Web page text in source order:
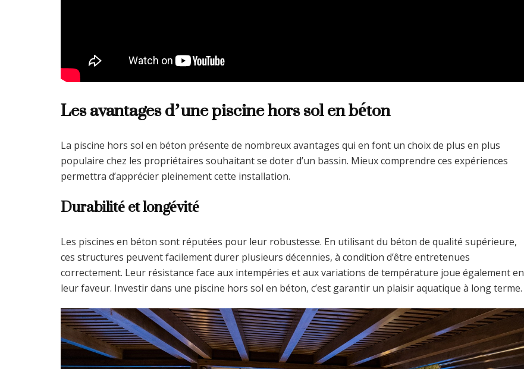
Les avantages d’une piscine hors sol en béton
La piscine hors sol en béton présente de nombreux avantages qui en font un choix de plus en plus
populaire chez les propriétaires souhaitant se doter d’un bassin. Mieux comprendre ces expériences
permettra d’apprécier pleinement cette installation.
Durabilité et longévité
Les piscines en béton sont réputées pour leur robustesse. En utilisant du béton de qualité supérieure,
ces structures peuvent facilement durer plusieurs décennies, à condition d’être entretenues
correctement. Leur résistance face aux intempéries et aux variations de température joue également en
leur faveur. Investir dans une piscine hors sol en béton, c’est garantir un plaisir aquatique à long terme.